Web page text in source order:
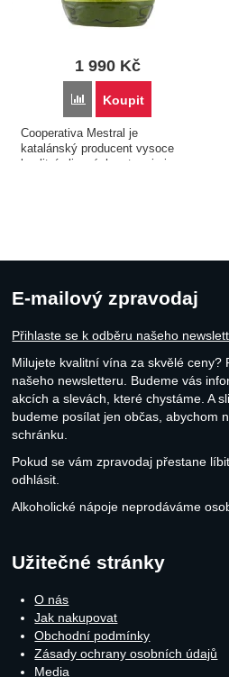
1 990 Kč
Přidat 'Mestral - Extra
Koupit
Cooperativa Mestral je
katalánský producent vysoce
kvalitní olivových extra virgin
E-mailový zpravodaj
Přihlaste se k odběru našeho
Milujete kvalitní vína za skvělé ceny?
našeho newsletteru. Budeme vás
akcích a slevách, které chystáme. A
budeme posílat jen občas, abychom
schránku.
Pokud se vám zpravodaj přestane
odhlásit.
Alkoholické nápoje neprodáváme
Užitečné stránky
O nás
Jak nakupovat
Obchodní podmínky
Zásady ochrany osobních údajů
Media